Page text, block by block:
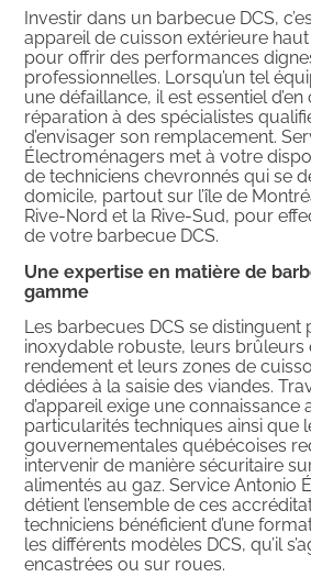
Investir dans un barbecue DCS,
appareil de cuisson extérieure
pour offrir des performances
professionnelles. Lorsqu’un tel
une défaillance, il est essentiel d’en
réparation à des spécialistes
d’envisager son remplacement.
Électroménagers met à votre
de techniciens chevronnés qui se
domicile, partout sur l’île de
Rive-Nord et la Rive-Sud, pour
de votre barbecue DCS.
Une expertise en matière de
gamme
Les barbecues DCS se distinguent
inoxydable robuste, leurs brûleurs
rendement et leurs zones de
dédiées à la saisie des viandes.
d’appareil exige une connaissance
particularités techniques ainsi que
gouvernementales québécoises
intervenir de manière sécuritaire
alimentés au gaz. Service Antonio
détient l’ensemble de ces
techniciens bénéficient d’une
les différents modèles DCS, qu’il
encastrées ou sur roues.